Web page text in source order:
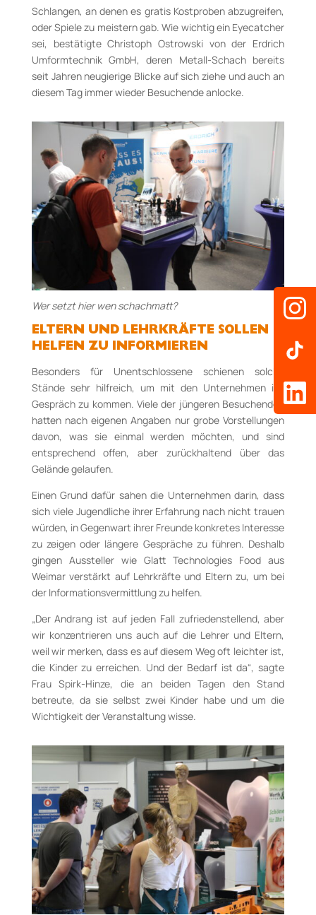
Schlangen, an denen es gratis Kostproben abzugreifen,
oder Spiele zu meistern gab. Wie wichtig ein Eyecatcher
sei, bestätigte Christoph Ostrowski von der Erdrich
Umformtechnik GmbH, deren Metall-Schach bereits
seit Jahren neugierige Blicke auf sich ziehe und auch an
diesem Tag immer wieder Besuchende anlocke.
Wer setzt hier wen schachmatt?
ELTERN UND LEHRKRÄFTE SOLLEN
HELFEN ZU INFORMIEREN
Besonders für Unentschlossene schienen solche
Stände sehr hilfreich, um mit den Unternehmen ins
Gespräch zu kommen. Viele der jüngeren Besuchenden
hatten nach eigenen Angaben nur grobe Vorstellungen
davon, was sie einmal werden möchten, und sind
entsprechend offen, aber zurückhaltend über das
Gelände gelaufen.
Einen Grund dafür sahen die Unternehmen darin, dass
sich viele Jugendliche ihrer Erfahrung nach nicht trauen
würden, in Gegenwart ihrer Freunde konkretes Interesse
zu zeigen oder längere Gespräche zu führen. Deshalb
gingen Aussteller wie Glatt Technologies Food aus
Weimar verstärkt auf Lehrkräfte und Eltern zu, um bei
der Informationsvermittlung zu helfen.
„Der Andrang ist auf jeden Fall zufriedenstellend, aber
wir konzentrieren uns auch auf die Lehrer und Eltern,
weil wir merken, dass es auf diesem Weg oft leichter ist,
die Kinder zu erreichen. Und der Bedarf ist da“, sagte
Frau Spirk-Hinze, die an beiden Tagen den Stand
betreute, da sie selbst zwei Kinder habe und um die
Wichtigkeit der Veranstaltung wisse.